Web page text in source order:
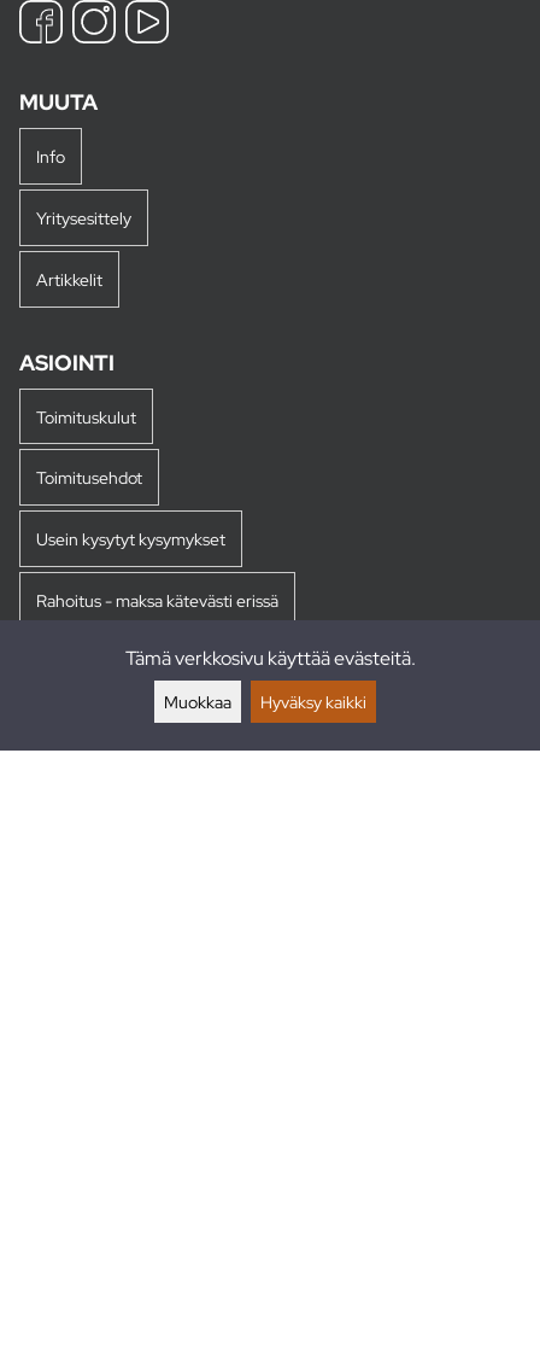
MUUTA
Info
Yritysesittely
Artikkelit
ASIOINTI
Toimituskulut
Toimitusehdot
Usein kysytyt kysymykset
Rahoitus - maksa kätevästi erissä
Tämä verkkosivu käyttää evästeitä.
Muokkaa Hyväksy kaikki